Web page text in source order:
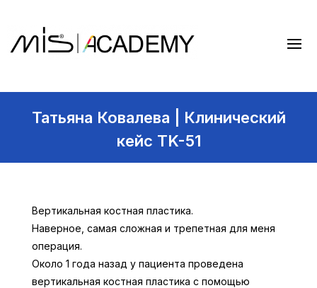
Татьяна Ковалева | Клинический
кейс TK-51
Вертикальная костная пластика.
Наверное, самая сложная и трепетная для меня
операция.
Около 1 года назад у пациента проведена
вертикальная костная пластика с помощью